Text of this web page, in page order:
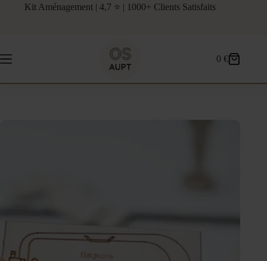
Kit Aménagement | 4,7 ⭐ | 1000+ Clients Satisfaits
Panier
0€